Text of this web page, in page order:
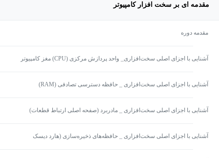
مقدمه ای بر سخت افزار کامپیوتر
مقدمه دوره
آشنایی با اجزای اصلی سخت‌افزاری_ واحد پردازش مرکزی (CPU) مغز کامپیوتر
آشنایی با اجزای اصلی سخت‌افزاری _ حافظه دسترسی تصادفی (RAM)
آشنایی با اجزای اصلی سخت‌افزاری _ مادربرد (صفحه اصلی ارتباط قطعات)
آشنایی با اجزای اصلی سخت‌افزاری _ حافظه‌های ذخیره‌سازی (هارد دیسک